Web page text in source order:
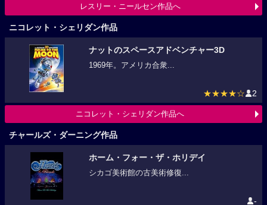
レスリー・ニールセン作品へ
ニコレット・シェリダン作品
ナットのスペースアドベンチャー3D
1969年。アメリカ合衆...
★★★★☆ 2
ニコレット・シェリダン作品へ
チャールズ・ダーニング作品
ホーム・フォー・ザ・ホリデイ
シカゴ美術館の古美術修復...
-